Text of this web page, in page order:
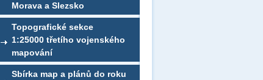
Morava a Slezsko
Topografické sekce
1:25000 třetího vojenského
mapování
Sbírka map a plánů do roku